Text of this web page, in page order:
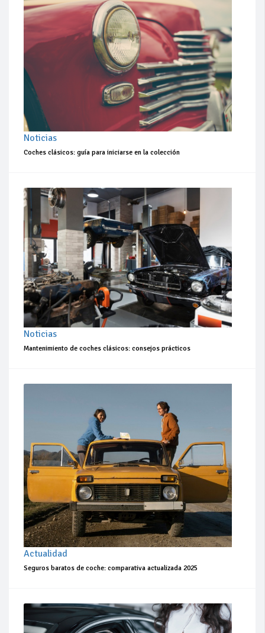
Noticias
Coches clásicos: guía para iniciarse en la colección
Noticias
Mantenimiento de coches clásicos: consejos prácticos
Actualidad
Seguros baratos de coche: comparativa actualizada 2025